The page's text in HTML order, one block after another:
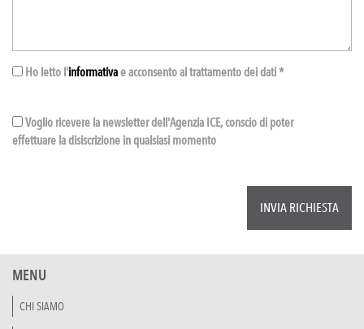
Ho letto l'informativae acconsento al trattamento dei dati *
Voglio ricevere la newsletter dell'Agenzia ICE, conscio di poter
effettuare la disiscrizione in qualsiasi momento
MENU
CHI SIAMO